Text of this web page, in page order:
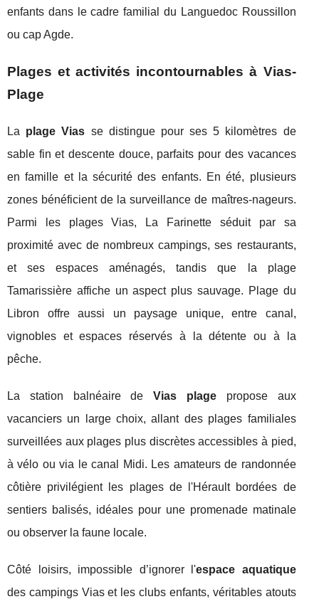
enfants dans le cadre familial du Languedoc Roussillon
ou cap Agde.
Plages et activités incontournables à Vias-
Plage
La plage Vias se distingue pour ses 5 kilomètres de
sable fin et descente douce, parfaits pour des vacances
en famille et la sécurité des enfants. En été, plusieurs
zones bénéficient de la surveillance de maîtres-nageurs.
Parmi les plages Vias, La Farinette séduit par sa
proximité avec de nombreux campings, ses restaurants,
et ses espaces aménagés, tandis que la plage
Tamarissière affiche un aspect plus sauvage. Plage du
Libron offre aussi un paysage unique, entre canal,
vignobles et espaces réservés à la détente ou à la
pêche.
La station balnéaire deVias plage propose aux
vacanciers un large choix, allant des plages familiales
surveillées aux plages plus discrètes accessibles à pied,
à vélo ou via le canal Midi. Les amateurs de randonnée
côtière privilégient les plages de l'Hérault bordées de
sentiers balisés, idéales pour une promenade matinale
ou observer la faune locale.
Côté loisirs, impossible d’ignorer l'espace aquatique
des campings Vias et les clubs enfants, véritables atouts